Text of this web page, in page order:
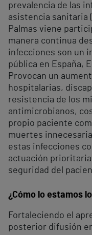
prevalencia de las
asistencia sanitaria
Palmas viene
manera continua
infecciones son un
pública en España,
Provocan un
hospitalarias,
resistencia de los
antimicrobianos,
propio paciente
muertes
estas infecciones
actuación
seguridad del
¿Cómo lo estamos
Fortaleciendo el
posterior difusión